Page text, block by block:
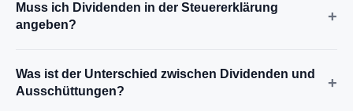
Muss ich Dividenden in der Steuererklärung
angeben?
+
Was ist der Unterschied zwischen Dividenden und
Ausschüttungen?
+